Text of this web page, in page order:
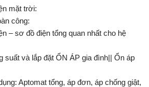
mặt trời:
công:
– sơ đồ điện tổng quan nhất cho hệ
suất và lắp đặt ỔN ÁP gia đình|| Ổn áp
Aptomat tổng, áp đơn, áp chống giật,